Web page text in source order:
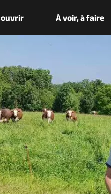
À voir, à faire